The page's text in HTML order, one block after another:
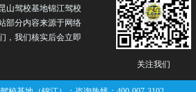
关注我们
山驾校基地锦江驾校
部分内容来源于网络
，我们核实后会立即